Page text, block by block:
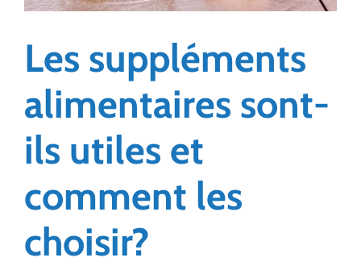
Les suppléments
alimentaires sont-
ils utiles et
comment les
choisir?